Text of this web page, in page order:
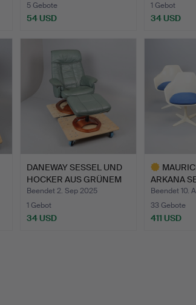
5 Gebote
54 USD
1 Gebot
34 USD
DANEWAY SESSEL UND
HOCKER AUS GRÜNEM
LEDER.
Beendet 2. Sep 2025
1 Gebot
34 USD
ARKANA
T…
Beendet 10.
33 Gebote
411 USD